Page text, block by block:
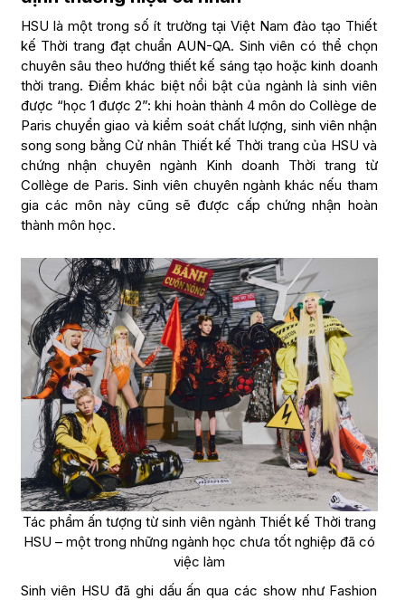
HSU là một trong số ít trường tại Việt Nam đào tạo Thiết
kế Thời trang đạt chuẩn AUN-QA. Sinh viên có thể chọn
chuyên sâu theo hướng thiết kế sáng tạo hoặc kinh doanh
thời trang. Điểm khác biệt nổi bật của ngành là sinh viên
được “học 1 được 2”: khi hoàn thành 4 môn do Collège de
Paris chuyển giao và kiểm soát chất lượng, sinh viên nhận
song song bằng Cử nhân Thiết kế Thời trang của HSU và
chứng nhận chuyên ngành Kinh doanh Thời trang từ
Collège de Paris. Sinh viên chuyên ngành khác nếu tham
gia các môn này cũng sẽ được cấp chứng nhận hoàn
thành môn học.
Tác phẩm ấn tượng từ sinh viên ngành Thiết kế Thời trang
HSU – một trong những ngành học chưa tốt nghiệp đã có
việc làm
Sinh viên HSU đã ghi dấu ấn qua các show như Fashion